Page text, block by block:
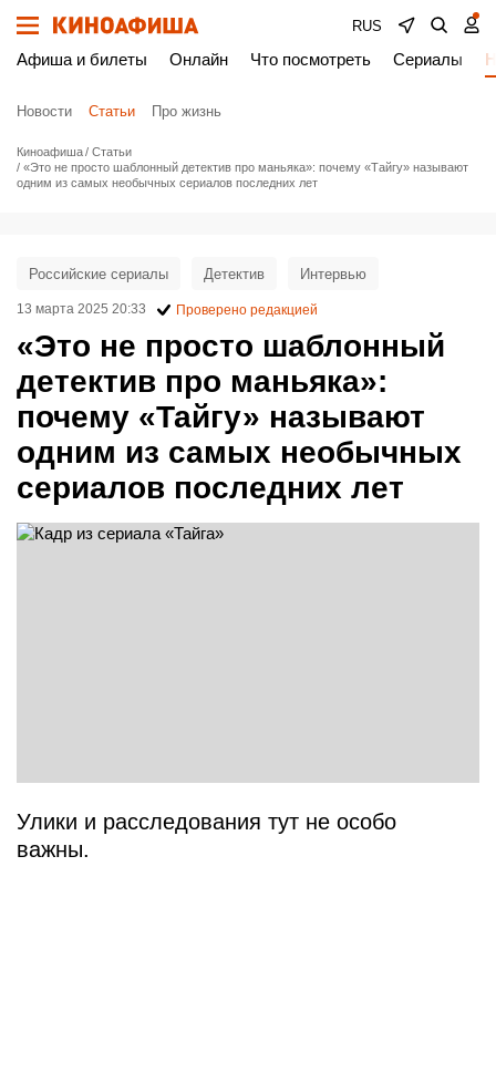
RUS
Афиша и билеты Онлайн Что посмотреть Сериалы
Новости Статьи Про жизнь
Киноафиша
Статьи
«Это не просто шаблонный детектив про маньяка»: почему «Тайгу» называют
одним из самых необычных сериалов последних лет
«Это не просто шаблонный
детектив про маньяка»:
почему «Тайгу» называют
одним из самых необычных
сериалов последних лет
Российские сериалы Детектив Интервью
13 марта 2025 20:33 Проверено редакцией
Улики и расследования тут не особо
важны.